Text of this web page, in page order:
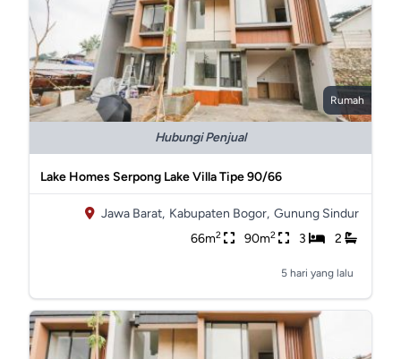
Rumah
Hubungi Penjual
Lake Homes Serpong Lake Villa Tipe 90/66
Jawa Barat, Kabupaten Bogor, Gunung Sindur
66m2 90m2 3 2
5 hari yang lalu